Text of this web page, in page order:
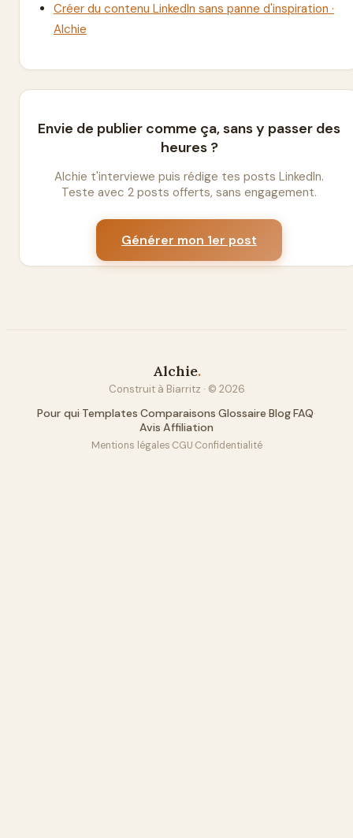
Créer du contenu LinkedIn sans panne d'inspiration ·
Alchie
Envie de publier comme ça, sans y passer des
heures ?
Alchie t'interviewe puis rédige tes posts LinkedIn.
Teste avec 2 posts offerts, sans engagement.
Générer mon 1er post
Alchie.
Construit à Biarritz · © 2026
Pour qui·Templates·Comparaisons·Glossaire·Blog·FAQ·
Avis·Affiliation
Mentions légales·CGU·Confidentialité